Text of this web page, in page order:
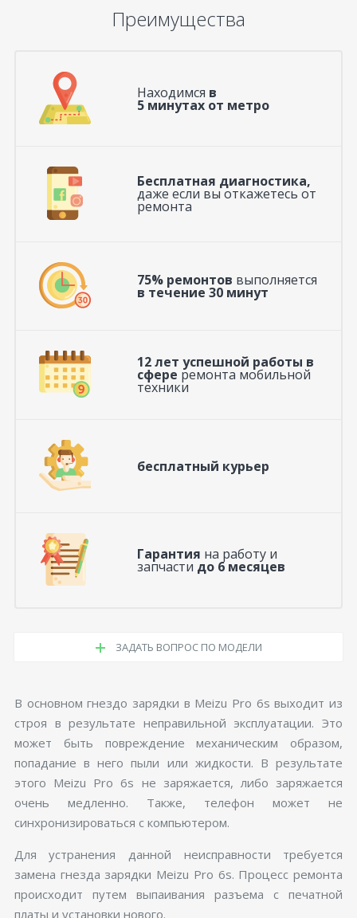
Преимущества
Находимся в
5 минутах от метро
Бесплатная диагностика,
даже если вы откажетесь от
ремонта
75% ремонтов выполняется
в течение 30 минут
12 лет успешной работы в
сфере ремонта мобильной
техники
бесплатный курьер
Гарантия на работу и
запчасти до 6 месяцев
ЗАДАТЬ ВОПРОС ПО МОДЕЛИ
В основном гнездо зарядки в Meizu Pro 6s выходит из
строя в результате неправильной эксплуатации. Это
может быть повреждение механическим образом,
попадание в него пыли или жидкости. В результате
этого Meizu Pro 6s не заряжается, либо заряжается
очень медленно. Также, телефон может не
синхронизироваться с компьютером.
Для устранения данной неисправности требуется
замена гнезда зарядки Meizu Pro 6s. Процесс ремонта
происходит путем выпаивания разъема с печатной
платы и установки нового.